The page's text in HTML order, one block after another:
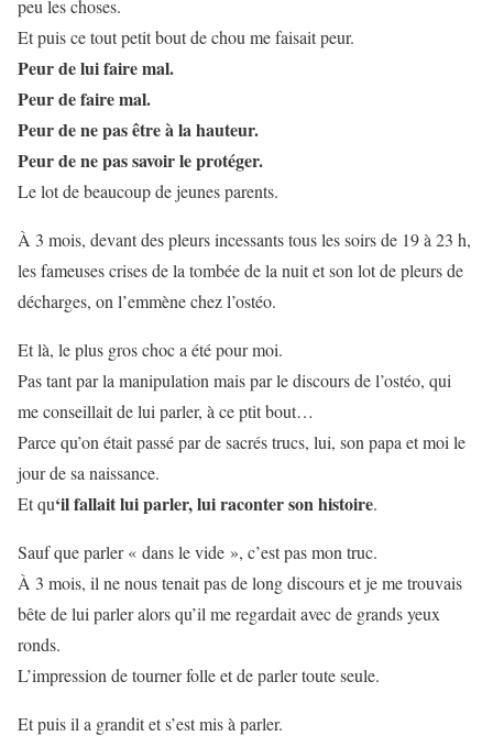
peu les choses.
Et puis ce tout petit bout de chou me faisait peur.
Peur de lui faire mal.
Peur de faire mal.
Peur de ne pas être à la hauteur.
Peur de ne pas savoir le protéger.
Le lot de beaucoup de jeunes parents.
À 3 mois, devant des pleurs incessants tous les soirs de 19 à 23 h,
les fameuses crises de la tombée de la nuit et son lot de pleurs de
décharges, on l’emmène chez l’ostéo.
Et là, le plus gros choc a été pour moi.
Pas tant par la manipulation mais par le discours de l’ostéo, qui
me conseillait de lui parler, à ce ptit bout…
Parce qu’on était passé par de sacrés trucs, lui, son papa et moi le
jour de sa naissance.
Et qu‘il fallait lui parler, lui raconter son histoire.
Sauf que parler « dans le vide », c’est pas mon truc.
À 3 mois, il ne nous tenait pas de long discours et je me trouvais
bête de lui parler alors qu’il me regardait avec de grands yeux
ronds.
L’impression de tourner folle et de parler toute seule.
Et puis il a grandit et s’est mis à parler.